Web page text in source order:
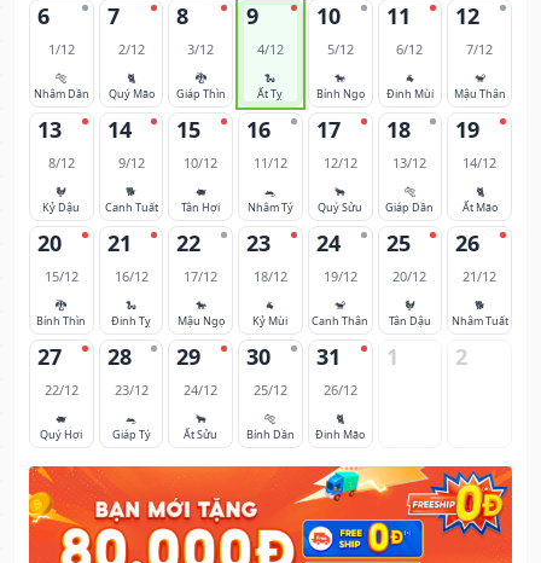
6
1/12
🐅
Nhâm Dần
7
2/12
🐈
Quý Mão
8
3/12
🐉
Giáp Thìn
9
4/12
🐍
Ất Tỵ
10
5/12
🐎
Bính Ngọ
11
6/12
🐐
Đinh Mùi
12
7/12
🐒
Mậu Thân
13
8/12
🐓
Kỷ Dậu
14
9/12
🐕
Canh Tuất
15
10/12
🐖
Tân Hợi
16
11/12
🐀
Nhâm Tý
17
12/12
🐂
Quý Sửu
18
13/12
🐅
Giáp Dần
19
14/12
🐈
Ất Mão
20
15/12
🐉
Bính Thìn
21
16/12
🐍
Đinh Tỵ
22
17/12
🐎
Mậu Ngọ
23
18/12
🐐
Kỷ Mùi
24
19/12
🐒
Canh Thân
25
20/12
🐓
Tân Dậu
26
21/12
🐕
Nhâm Tuất
27
22/12
🐖
Quý Hợi
28
23/12
🐀
Giáp Tý
29
24/12
🐂
Ất Sửu
30
25/12
🐅
Bính Dần
31
26/12
🐈
Đinh Mão
1 2